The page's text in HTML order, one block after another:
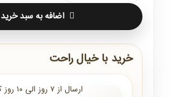
اضافه به سبد خرید
خرید با خیال راحت
ارسال از ۷ روز الی ۱۰ روز کاری